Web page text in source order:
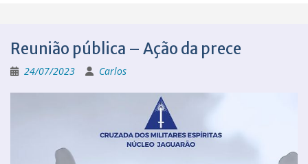
Reunião pública – Ação da prece
24/07/2023 Carlos